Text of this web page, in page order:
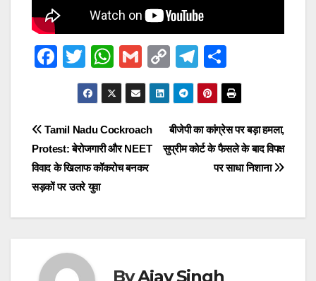
F
e
b
o
o
k
T
wi
tt
er
W
h
at
s
A
p
G
m
ail
C
o
p
y
Li
T
el
e
gr
a
m
h
ar
e
Post
navigation
बीजेपी का कांग्रेस पर बड़ा हमला,
सुप्रीम कोर्ट के फैसले के बाद विपक्ष
पर साधा निशाना
Tamil Nadu Cockroach
Protest: बेरोजगारी और NEET
विवाद के खिलाफ कॉकरोच बनकर
सड़कों पर उतरे युवा
ByAjay Singh